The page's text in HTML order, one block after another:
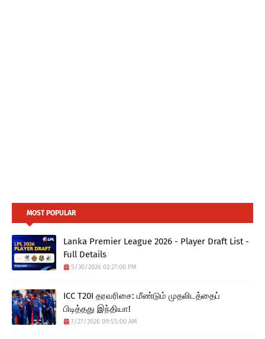
MOST POPULAR
Lanka Premier League 2026 - Player Draft List -
Full Details
5/30/2026 02:27:00 PM
ICC T20I தரவரிசை: மீண்டும் முதலிடத்தைப்
பிடித்தது இந்தியா!
7/27/2026 09:55:00 AM